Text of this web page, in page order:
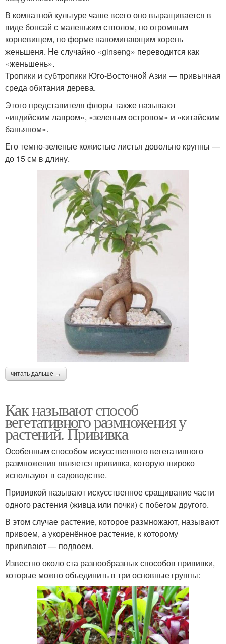
В комнатной культуре чаше всего оно выращивается в
виде бонсай с маленьким стволом, но огромным
корневищем, по форме напоминающим корень
женьшеня. Не случайно «ginseng» переводится как
«женьшень».
Тропики и субтропики Юго-Восточной Азии — привычная
среда обитания дерева.
Этого представителя флоры также называют
«индийским лавром», «зеленым островом» и «китайским
баньяном».
Его темно-зеленые кожистые листья довольно крупны —
до 15 см в длину.
читать дальше →
Как называют способ
вегетативного размножения у
растений. Прививка
Особенным способом искусственного вегетативного
размножения является прививка, которую широко
используют в садоводстве.
Прививкой называют искусственное сращивание части
одного растения (живца или почки) с побегом другого.
В этом случае растение, которое размножают, называют
привоем, а укоренённое растение, к которому
прививают — подвоем.
Известно около ста разнообразных способов прививки,
которые можно объединить в три основные группы: